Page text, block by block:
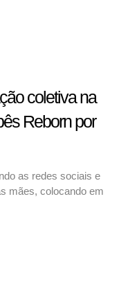
coletiva na
Reborn por
as redes sociais e
mães, colocando em